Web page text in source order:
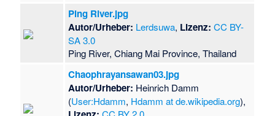
Ping River.jpg
Autor/Urheber: Lerdsuwa, Lizenz: CC BY-
SA 3.0
Ping River, Chiang Mai Province, Thailand
Chaophrayansawan03.jpg
Autor/Urheber: Heinrich Damm
(User:Hdamm, Hdamm at de.wikipedia.org),